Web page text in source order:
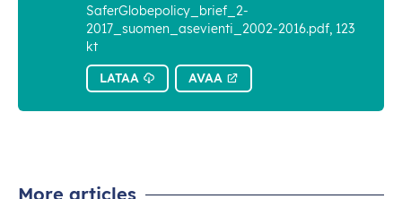
SaferGlobepolicy_brief_2-
2017_suomen_asevienti_2002-2016.pdf, 123
kt
LATAA AVAA
More articles